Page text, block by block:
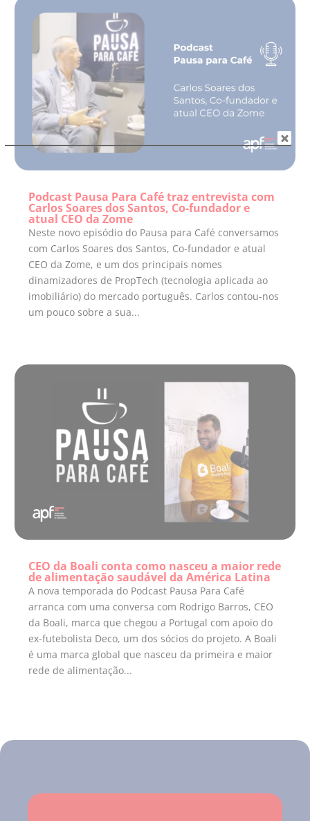
Podcast Pausa Para Café traz entrevista com
Carlos Soares dos Santos, Co-fundador e
atual CEO da Zome
Neste novo episódio do Pausa para Café conversamos
com Carlos Soares dos Santos, Co-fundador e atual
CEO da Zome, e um dos principais nomes
dinamizadores de PropTech (tecnologia aplicada ao
imobiliário) do mercado português. Carlos contou-nos
um pouco sobre a sua...
CEO da Boali conta como nasceu a maior rede
de alimentação saudável da América Latina
A nova temporada do Podcast Pausa Para Café
arranca com uma conversa com Rodrigo Barros, CEO
da Boali, marca que chegou a Portugal com apoio do
ex-futebolista Deco, um dos sócios do projeto. A Boali
é uma marca global que nasceu da primeira e maior
rede de alimentação...